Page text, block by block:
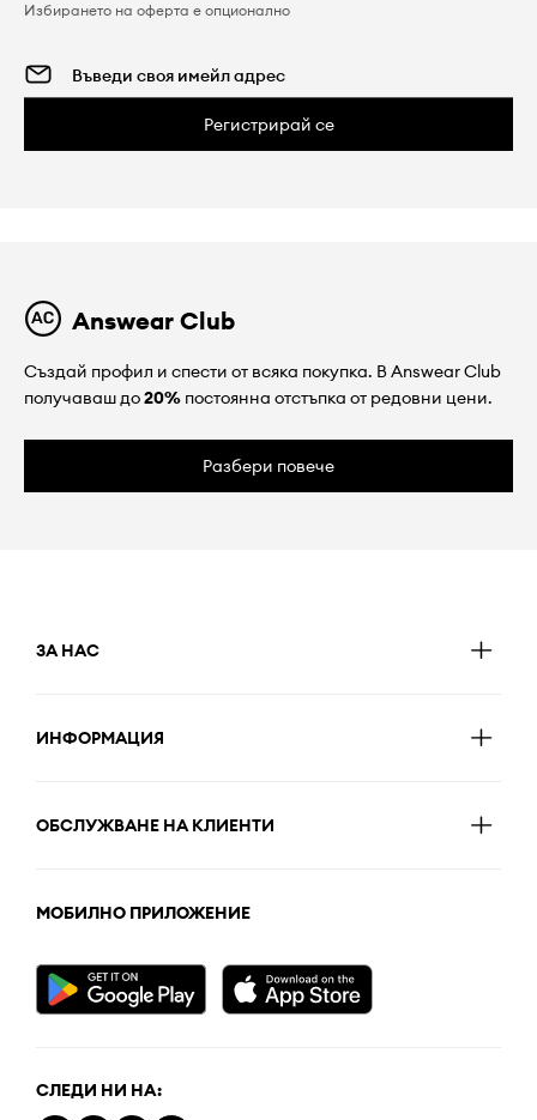
Избирането на оферта е опционално
Регистрирай се
Answear Club
Създай профил и спести от всяка покупка. В Answear Club
получаваш до20% постоянна отстъпка от редовни цени.
Разбери повече
ЗА НАС
ИНФОРМАЦИЯ
ОБСЛУЖВАНЕ НА КЛИЕНТИ
МОБИЛНО ПРИЛОЖЕНИЕ
СЛЕДИ НИ НА: